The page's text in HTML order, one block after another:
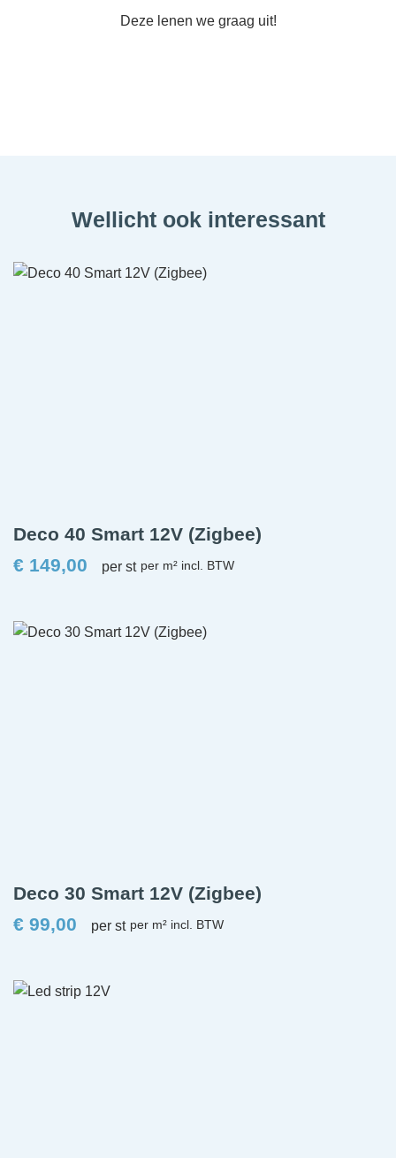
Deze lenen we graag uit!
Wellicht ook interessant
Deco 40 Smart 12V (Zigbee)
€ 149,00 per st
Deco 30 Smart 12V (Zigbee)
€ 99,00 per st